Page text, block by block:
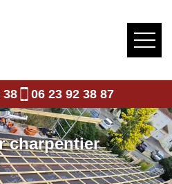
38 06 23 92 38 87
charpentier